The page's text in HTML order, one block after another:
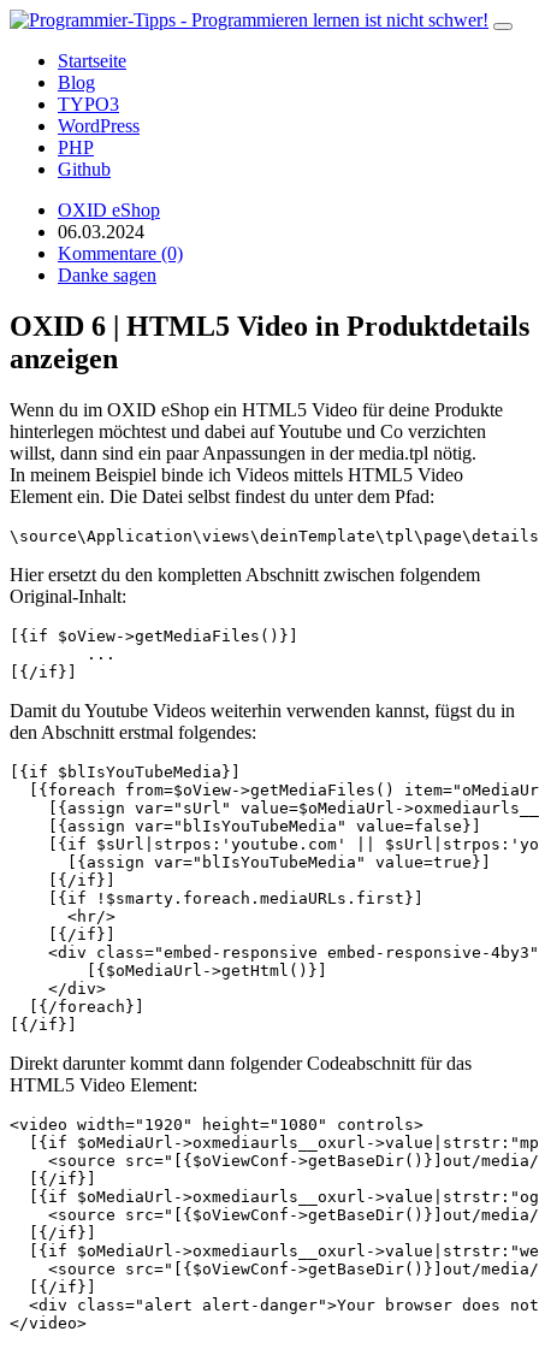
Startseite
Blog
TYPO3
WordPress
PHP
Github
OXID eShop
06.03.2024
Kommentare (0)
Danke sagen
OXID 6 | HTML5 Video in Produktdetails
anzeigen
Wenn du im OXID eShop ein HTML5 Video für deine Produkte
hinterlegen möchtest und dabei auf Youtube und Co verzichten
willst, dann sind ein paar Anpassungen in der media.tpl nötig.
In meinem Beispiel binde ich Videos mittels HTML5 Video
Element ein. Die Datei selbst findest du unter dem Pfad:
Hier ersetzt du den kompletten Abschnitt zwischen folgendem
Original-Inhalt:
[{if $oView->getMediaFiles()}]
Damit du Youtube Videos weiterhin verwenden kannst, fügst du in
den Abschnitt erstmal folgendes:
[{if $blIsYouTubeMedia}]
[{foreach from=$oView->getMediaFiles()
[{assign var="sUrl" value=$oMediaUrl-
    [{assign var="blIsYouTubeMedia" value=false}]
[{if $sUrl|strpos:'youtube.com' ||
      [{assign var="blIsYouTubeMedia" value=true}]
    [{/if}]
    [{if !$smarty.foreach.mediaURLs.first}]
      <hr/>
    [{/if}]
<div class="embed-responsive embed-responsive-
    </div>
  [{/foreach}]
Direkt darunter kommt dann folgender Codeabschnitt für das
HTML5 Video Element:
<video width="1920" height="1080" controls>
[{if $oMediaUrl->oxmediaurls__oxurl-
<source src="[{$oViewConf->getBaseDir()}]out/
  [{/if}]
[{if $oMediaUrl->oxmediaurls__oxurl-
<source src="[{$oViewConf->getBaseDir()}]out/
  [{/if}]
[{if $oMediaUrl->oxmediaurls__oxurl-
<source src="[{$oViewConf->getBaseDir()}]out/
  [{/if}]
<div class="alert alert-danger">Your browser does